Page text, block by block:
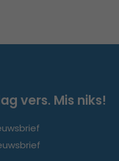
vers. Mis niks!